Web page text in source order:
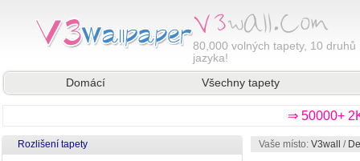
80,000 volných tapety, 10 druhů
jazyka!
Domácí
Všechny tapety
⇒ 50000+
Rozlišení tapety Vaše místo: V3wall /